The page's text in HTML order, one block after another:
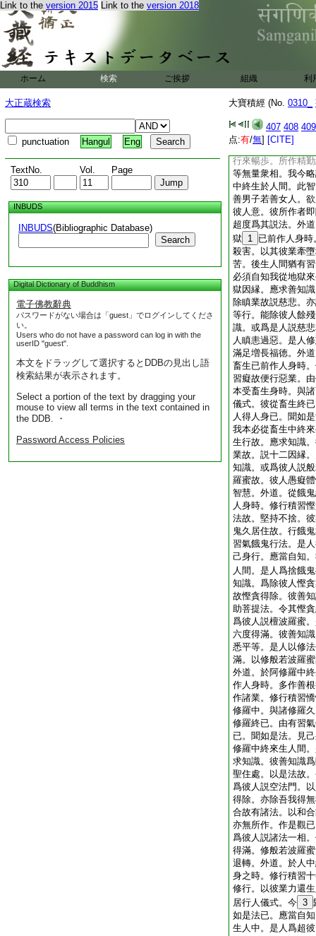
Link to the version 2015 Link to the version 2018
ホーム 検索 ご挨拶 組織 利
大正蔵検索
punctuation Hangul Eng
TextNo. Vol. Page
INBUDS
INBUDS(Bibliographic Database)
Search
Digital Dictionary of Buddhism
電子佛教辭典
パスワードがない場合は「guest」でログインしてくださ
い。
Users who do not have a password can log in with the
userID "guest".
本文をドラッグして選択するとDDBの見出し語
検索結果が表示されます。
Select a portion of the text by dragging your
mouse to view all terms in the text contained in
the DDB. ・
Password Access Policies
大寶積經 (No. 0310_
407 408 409
点:有/無] [CITE]
能答對領其言義。
作使宣傳言語。於
忘。亦復能知是處
衆相。我今略説如
端正樂好清淨。喜
身常喜洗浴。所樂
喜樂音聲及以歌舞
與下人而爲朋黨。
爲 18 道含笑不瞋
悦。喜樂瓔珞及好
行來暢歩。所作精
等無量衆相。我今
中終生於人間。此
善男子若善女人。
彼人意。彼所作者
超度爲其説法。外
獄
1 已前作人身
殺害。以其彼業牽
苦。後生人間猶有
必須自知我從地獄
獄因縁。應求善知
除瞋業故説慈悲。
等行。能除彼人餘
識。或爲是人説慈
人瞋恚過惡。是人
滿足増長福徳。外
畜生已前作人身時
習癡故便行惡業。
本受畜生身時。與
儀式。彼從畜生終
人得人身已。聞如
我本必從畜生中終
生行故。應求知識
業故。説十二因縁
知識。或爲彼人説
羅蜜故。彼人愚癡
智慧。外道。從餓
人身時。修行積習
法故。堅持不捨。
鬼久居住故。行餓
習氣餓鬼行法。是
己身行。應當自知
人間。是人爲捨餓
知識。爲除彼人慳
故慳貪得除。彼善
助菩提法。令其慳
爲彼人説檀波羅蜜
六度得滿。彼善知
悉平等。是人以修
滿。以修般若波羅
外道。於阿修羅中
作人身時。多作善
作諸業。修行積習
修羅中。與諸修羅
修羅終已。由有習
已。聞如是法。見
修羅中終來生人間
求知識。彼善知識
聖住處。以是法故
爲彼人説空法門。
得除。亦除吾我得
合故有諸法。以和
亦無所作。作是觀
爲彼人説諸法一相
得滿。修般若波羅
退轉。外道。於人
身之時。修行積習
修行。以彼業力還
居行人儀式。今 3
如是法已。應當自
生人中。是人爲超